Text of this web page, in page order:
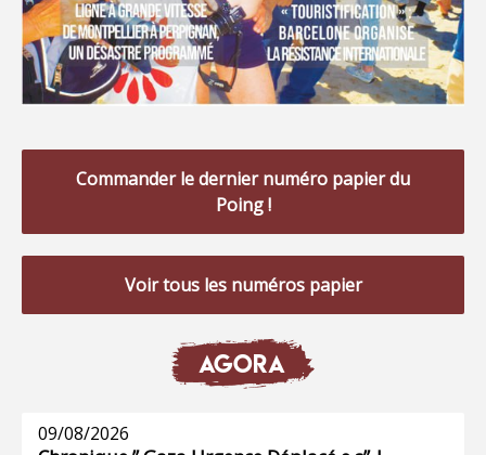
Commander le dernier numéro papier du
Poing !
Voir tous les numéros papier
AGORA
09/08/2026